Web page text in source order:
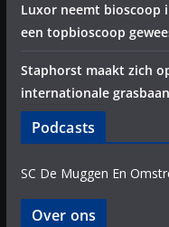
Luxor neemt bioscoop
een topbioscoop
Staphorst maakt zich
internationale
Podcasts
SC De Muggen En
Over ons